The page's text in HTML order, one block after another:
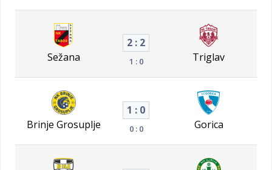
Sežana
2 : 2
1 : 0 Triglav
Brinje Grosuplje
1 : 0
0 : 0 Gorica